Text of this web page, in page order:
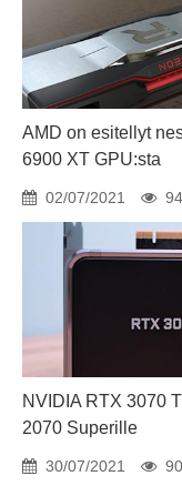
AMD on esitellyt
6900 XT GPU:sta
02/07/2021
NVIDIA RTX 3070
2070 Superille
30/07/2021